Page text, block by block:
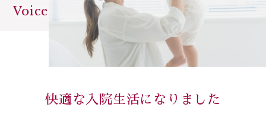
Voice
快適な入院生活になりました